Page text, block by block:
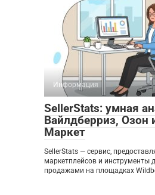
Информация
SellerStats: умная
Вайлдберриз, Озон
Маркет
SellerStats — сервис,
маркетплейсов и инструменты
продажами на площадках